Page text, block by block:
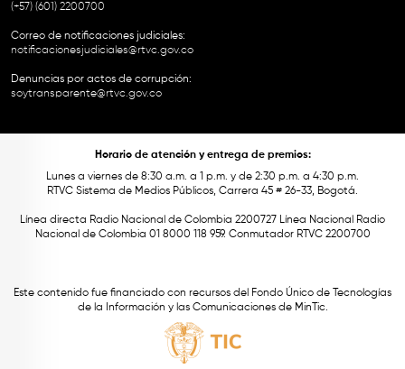
(+57) (601) 2200700
Correo de notificaciones judiciales:
notificacionesjudiciales@rtvc.gov.co
Denuncias por actos de corrupción:
soytransparente@rtvc.gov.co
Horario de atención y entrega de premios:
Lunes a viernes de 8:30 a.m. a 1 p.m. y de 2:30 p.m. a 4:30 p.m.
RTVC Sistema de Medios Públicos, Carrera 45 # 26-33, Bogotá.
Línea directa Radio Nacional de Colombia 2200727 Línea Nacional Radio
Nacional de Colombia 01 8000 118 959. Conmutador RTVC 2200700
Este contenido fue financiado con recursos del Fondo Único de Tecnologías
de la Información y las Comunicaciones de MinTic.